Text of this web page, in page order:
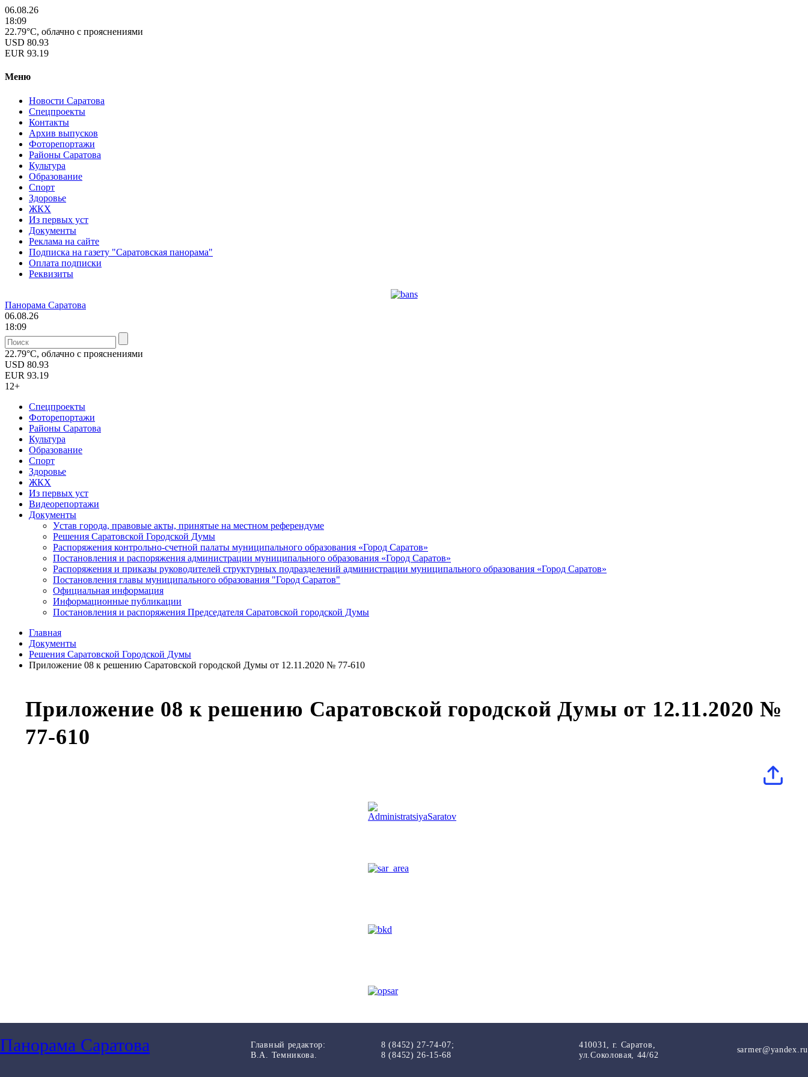
06.08.26
18:09
22.79°C, облачно с прояснениями
USD 80.93
EUR 93.19
Меню
Новости Саратова
Спецпроекты
Контакты
Архив выпусков
Фоторепортажи
Районы Саратова
Культура
Образование
Спорт
Здоровье
ЖКХ
Из пеpвых уст
Документы
Реклама на сайте
Подписка на газету "Саратовская панорама"
Оплата подписки
Реквизиты
Панорама Саратова
06.08.26
18:09
22.79°C, облачно с прояснениями
USD 80.93
EUR 93.19
12+
Спецпроекты
Фоторепортажи
Районы Саратова
Культура
Образование
Спорт
Здоровье
ЖКХ
Из пеpвых уст
Видеорепортажи
Документы
Уcтав города, правовые акты, принятые на местном референдуме
Решения Саратовской Городской Думы
Распоряжения контрольно-счетной палаты муниципального образования «Город Саратов»
Постановления и распоряжения администрации муниципального образования «Город Саратов»
Распоряжения и приказы руководителей структурных подразделений администрации муниципального образования «Город Саратов»
Постановления главы муниципального образования "Город Саратов"
Официальная информация
Информационные публикации
Постановления и распоряжения Председателя Саратовской городской Думы
Главная
Документы
Решения Саратовской Городской Думы
Приложение 08 к решению Саратовской городской Думы от 12.11.2020 № 77-610
Приложение 08 к решению Саратовской городской Думы от 12.11.2020 №
77-610
Панорама Саратова
Главный редактор:
В.А. Темникова.
8 (8452) 27-74-07;
8 (8452) 26-15-68
410031, г. Саратов,
ул.Соколовая, 44/62
sarmer@yandex.ru